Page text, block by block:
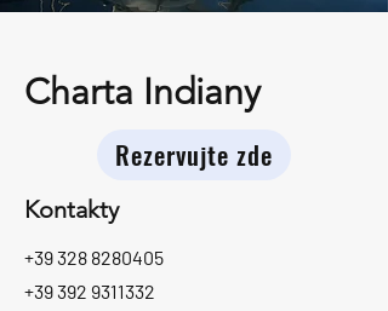
Charta Indiany
Rezervujte zde
Kontakty
+39 328 8280405
+39 392 9311332